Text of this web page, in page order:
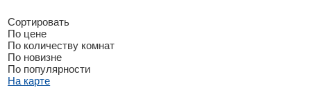
Сортировать
По цене
По количеству комнат
По новизне
По популярности
На карте